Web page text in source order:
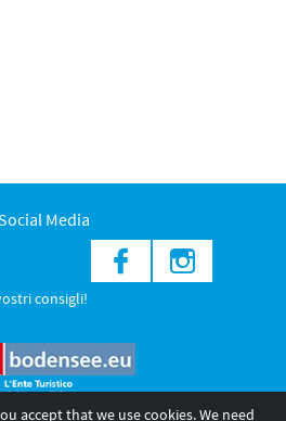
Media
consigli!
accept that we use cookies. We need